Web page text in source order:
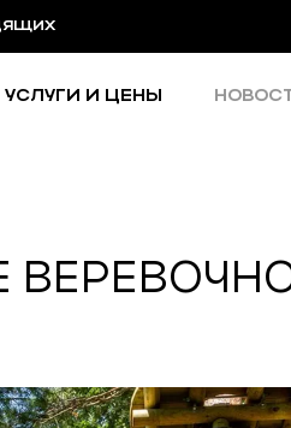
УСЛУГИ И ЦЕНЫ